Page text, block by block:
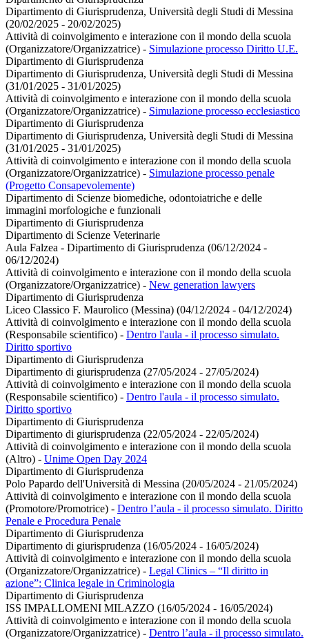
Dipartimento di Giurisprudenza, Università degli Studi di Messina
(20/02/2025 - 20/02/2025)
Attività di coinvolgimento e interazione con il mondo della scuola
(Organizzatore/Organizzatrice) - Simulazione processo Diritto U.E.
Dipartimento di Giurisprudenza
Dipartimento di Giurisprudenza, Università degli Studi di Messina
(31/01/2025 - 31/01/2025)
Attività di coinvolgimento e interazione con il mondo della scuola
(Organizzatore/Organizzatrice) - Simulazione processo ecclesiastico
Dipartimento di Giurisprudenza
Dipartimento di Giurisprudenza, Università degli Studi di Messina
(31/01/2025 - 31/01/2025)
Attività di coinvolgimento e interazione con il mondo della scuola
(Organizzatore/Organizzatrice) - Simulazione processo penale
(Progetto Consapevolemente)
Dipartimento di Scienze biomediche, odontoiatriche e delle
immagini morfologiche e funzionali
Dipartimento di Giurisprudenza
Dipartimento di Scienze Veterinarie
Aula Falzea - Dipartimento di Giurisprudenza (06/12/2024 -
06/12/2024)
Attività di coinvolgimento e interazione con il mondo della scuola
(Organizzatore/Organizzatrice) - New generation lawyers
Dipartimento di Giurisprudenza
Liceo Classico F. Maurolico (Messina) (04/12/2024 - 04/12/2024)
Attività di coinvolgimento e interazione con il mondo della scuola
(Responsabile scientifico) - Dentro l'aula - il processo simulato.
Diritto sportivo
Dipartimento di Giurisprudenza
Dipartimento di giurisprudenza (27/05/2024 - 27/05/2024)
Attività di coinvolgimento e interazione con il mondo della scuola
(Responsabile scientifico) - Dentro l'aula - il processo simulato.
Diritto sportivo
Dipartimento di Giurisprudenza
Dipartimento di giurisprudenza (22/05/2024 - 22/05/2024)
Attività di coinvolgimento e interazione con il mondo della scuola
(Altro) - Unime Open Day 2024
Dipartimento di Giurisprudenza
Polo Papardo dell'Università di Messina (20/05/2024 - 21/05/2024)
Attività di coinvolgimento e interazione con il mondo della scuola
(Promotore/Promotrice) - Dentro l’aula - il processo simulato. Diritto
Penale e Procedura Penale
Dipartimento di Giurisprudenza
Dipartimento di giurisprudenza (16/05/2024 - 16/05/2024)
Attività di coinvolgimento e interazione con il mondo della scuola
(Organizzatore/Organizzatrice) - Legal Clinics – “Il diritto in
azione”: Clinica legale in Criminologia
Dipartimento di Giurisprudenza
ISS IMPALLOMENI MILAZZO (16/05/2024 - 16/05/2024)
Attività di coinvolgimento e interazione con il mondo della scuola
(Organizzatore/Organizzatrice) - Dentro l’aula - il processo simulato.